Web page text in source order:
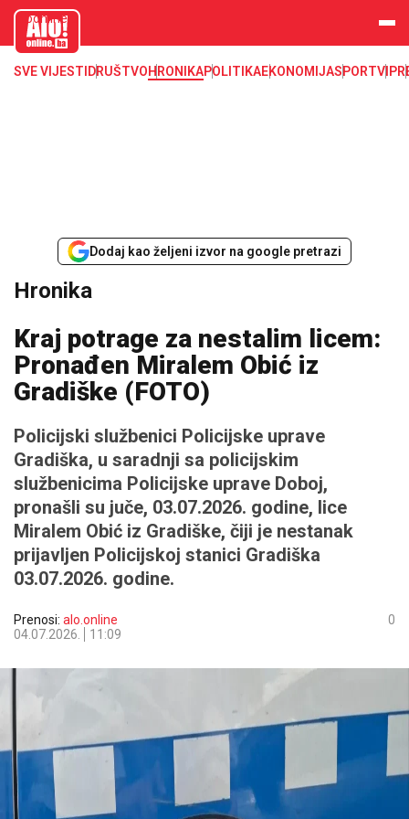
aloonline.b
SVE VIJESTI DRUŠTVOHRONIKAPOLITIKAEKONOMIJASPORTVIP
Dodaj kao željeni izvor na google pretrazi
Hronika
Kraj potrage za nestalim licem:
Pronađen Miralem Obić iz
Gradiške (FOTO)
Policijski službenici Policijske uprave
Gradiška, u saradnji sa policijskim
službenicima Policijske uprave Doboj,
pronašli su juče, 03.07.2026. godine, lice
Miralem Obić iz Gradiške, čiji je nestanak
prijavljen Policijskoj stanici Gradiška
03.07.2026. godine.
Prenosi: alo.online
04.07.2026.
11:09
0